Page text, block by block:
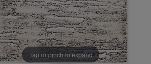
Tap or pinch to expand